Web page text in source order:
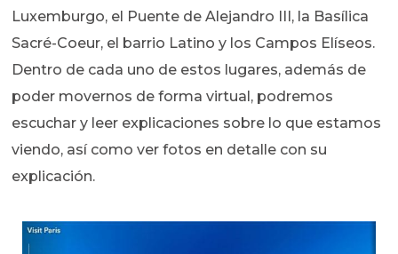
Luxemburgo, el Puente de Alejandro III, la Basílica
Sacré-Coeur, el barrio Latino y los Campos Elíseos.
Dentro de cada uno de estos lugares, además de
poder movernos de forma virtual, podremos
escuchar y leer explicaciones sobre lo que estamos
viendo, así como ver fotos en detalle con su
explicación.